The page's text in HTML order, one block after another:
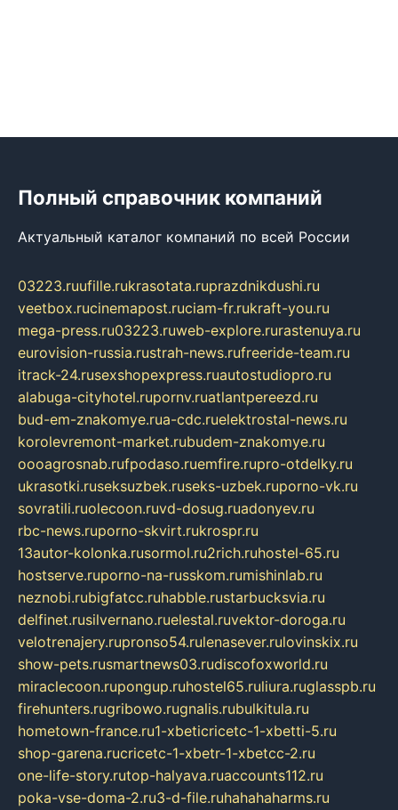
Полный справочник компаний
Актуальный каталог компаний по всей России
03223.ruufille.rukrasotata.ruprazdnikdushi.ru
veetbox.rucinemapost.ruciam-fr.rukraft-you.ru
mega-press.ru03223.ruweb-explore.rurastenuya.ru
eurovision-russia.rustrah-news.rufreeride-team.ru
itrack-24.rusexshopexpress.ruautostudiopro.ru
alabuga-cityhotel.rupornv.ruatlantpereezd.ru
bud-em-znakomye.rua-cdc.ruelektrostal-news.ru
korolevremont-market.rubudem-znakomye.ru
oooagrosnab.rufpodaso.ruemfire.rupro-otdelky.ru
ukrasotki.ruseksuzbek.ruseks-uzbek.ruporno-vk.ru
sovratili.ruolecoon.ruvd-dosug.ruadonyev.ru
rbc-news.ruporno-skvirt.rukrospr.ru
13autor-kolonka.rusormol.ru2rich.ruhostel-65.ru
hostserve.ruporno-na-russkom.rumishinlab.ru
neznobi.rubigfatcc.ruhabble.rustarbucksvia.ru
delfinet.rusilvernano.ruelestal.ruvektor-doroga.ru
velotrenajery.rupronso54.rulenasever.rulovinskix.ru
show-pets.rusmartnews03.rudiscofoxworld.ru
miraclecoon.rupongup.ruhostel65.ruliura.ruglasspb.ru
firehunters.rugribowo.rugnalis.rubulkitula.ru
hometown-france.ru1-xbeticricetc-1-xbetti-5.ru
shop-garena.rucricetc-1-xbetr-1-xbetcc-2.ru
one-life-story.rutop-halyava.ruaccounts112.ru
poka-vse-doma-2.ru3-d-file.ruhahahaharms.ru